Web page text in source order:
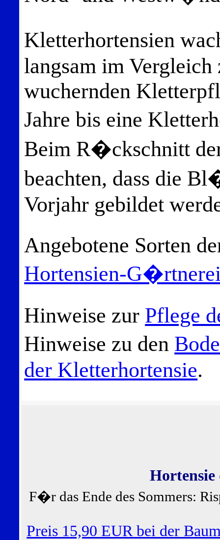
Kletterhortensien
langsam im
wuchernden
Jahre bis eine
Beim R�ckschnitt
beachten, dass die
Vorjahr gebildet
Angebotene Sorten
Hortensien-
Hinweise zur Pflege
Hinweise zu den
der Kletterhortensie.
Hortensie
F�r das Ende des Sommers:
Preis 15,90 EUR bei der